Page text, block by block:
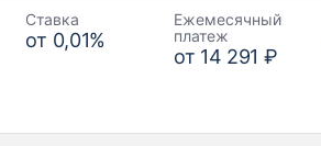
Ставка
от 0,01%
Ежемесячный
платеж
от 14 291 ₽